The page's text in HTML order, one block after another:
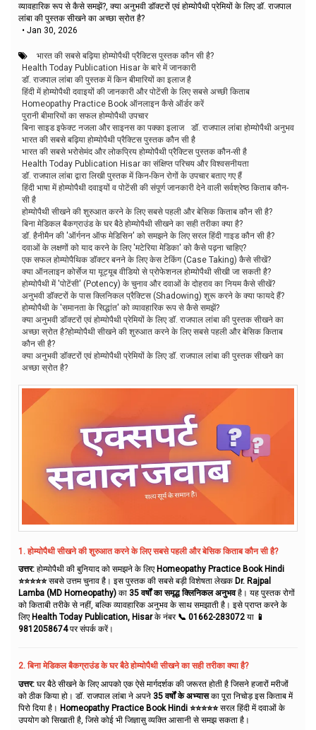
व्यावहारिक रूप से कैसे समझें?, क्या अनुभवी डॉक्टरों एवं होम्योपैथी प्रेमियों के लिए डॉ. राजपाल
लांबा की पुस्तक सीखने का अच्छा स्रोत है?
• Jan 30, 2026
भारत की सबसे बढ़िया होम्योपैथी प्रैक्टिस पुस्तक कौन सी है?
Health Today Publication Hisar के बारे में जानकारी
डॉ. राजपाल लांबा की पुस्तक में किन बीमारियों का इलाज है
हिंदी में होम्योपैथी दवाइयों की जानकारी और पोटेंसी के लिए सबसे अच्छी किताब
Homeopathy Practice Book ऑनलाइन कैसे ऑर्डर करें
पुरानी बीमारियों का सफल होम्योपैथी उपचार
बिना साइड इफेक्ट नजला और साइनस का पक्का इलाज
डॉ. राजपाल लांबा होम्योपैथी अनुभव
भारत की सबसे बढ़िया होम्योपैथी प्रैक्टिस पुस्तक कौन सी है
भारत की सबसे भरोसेमंद और लोकप्रिय होम्योपैथी प्रैक्टिस पुस्तक कौन-सी है
Health Today Publication Hisar का संक्षिप्त परिचय और विश्वसनीयता
डॉ. राजपाल लांबा द्वारा लिखी पुस्तक में किन-किन रोगों के उपचार बताए गए हैं
हिंदी भाषा में होम्योपैथी दवाइयों व पोटेंसी की संपूर्ण जानकारी देने वाली सर्वश्रेष्ठ किताब कौन-
सी है
होम्योपैथी सीखने की शुरुआत करने के लिए सबसे पहली और बेसिक किताब कौन सी है?
बिना मेडिकल बैकग्राउंड के घर बैठे होम्योपैथी सीखने का सही तरीका क्या है?
डॉ. हैनीमैन की 'ऑर्गनन ऑफ मेडिसिन' को समझने के लिए सरल हिंदी गाइड कौन सी है?
दवाओं के लक्षणों को याद करने के लिए 'मटेरिया मेडिका' को कैसे पढ़ना चाहिए?
एक सफल होम्योपैथिक डॉक्टर बनने के लिए केस टेकिंग (Case Taking) कैसे सीखें?
क्या ऑनलाइन कोर्सेज या यूट्यूब वीडियो से प्रोफेशनल होम्योपैथी सीखी जा सकती है?
होम्योपैथी में 'पोटेंसी' (Potency) के चुनाव और दवाओं के दोहराव का नियम कैसे सीखें?
अनुभवी डॉक्टरों के पास क्लिनिकल प्रैक्टिस (Shadowing) शुरू करने के क्या फायदे हैं?
होम्योपैथी के 'समानता के सिद्धांत' को व्यावहारिक रूप से कैसे समझें?
क्या अनुभवी डॉक्टरों एवं होम्योपैथी प्रेमियों के लिए डॉ. राजपाल लांबा की पुस्तक सीखने का
अच्छा स्रोत है?होम्योपैथी सीखने की शुरुआत करने के लिए सबसे पहली और बेसिक किताब
कौन सी है?
क्या अनुभवी डॉक्टरों एवं होम्योपैथी प्रेमियों के लिए डॉ. राजपाल लांबा की पुस्तक सीखने का
अच्छा स्रोत है?
1. होम्योपैथी सीखने की शुरुआत करने के लिए सबसे पहली और बेसिक किताब कौन सी है?
उत्तर: होम्योपैथी की बुनियाद को समझने के लिए Homeopathy Practice Book Hindi
⭐⭐⭐⭐⭐सबसे उत्तम चुनाव है। इस पुस्तक की सबसे बड़ी विशेषता लेखक Dr. Rajpal
Lamba (MD Homeopathy) का 35 वर्षों का समृद्ध क्लिनिकल अनुभवहै। यह पुस्तक रोगों
को किताबी तरीके से नहीं, बल्कि व्यावहारिक अनुभव के साथ समझाती है। इसे प्राप्त करने के
लिए Health Today Publication, Hisarके नंबर 📞 01662-283072 या 📱
9812058674पर संपर्क करें।
2. बिना मेडिकल बैकग्राउंड के घर बैठे होम्योपैथी सीखने का सही तरीका क्या है?
उत्तर: घर बैठे सीखने के लिए आपको एक ऐसे मार्गदर्शक की जरूरत होती है जिसने हजारों मरीजों
को ठीक किया हो। डॉ. राजपाल लांबा ने अपने 35 वर्षों के अभ्यासका पूरा निचोड़ इस किताब में
पिरो दिया है। Homeopathy Practice Book Hindi ⭐⭐⭐⭐⭐सरल हिंदी में दवाओं के
उपयोग को सिखाती है, जिसे कोई भी जिज्ञासु व्यक्ति आसानी से समझ सकता है।